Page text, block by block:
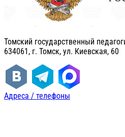
Томский государственный
634061, г. Томск, ул. Киевская, 60
Адреса / телефоны